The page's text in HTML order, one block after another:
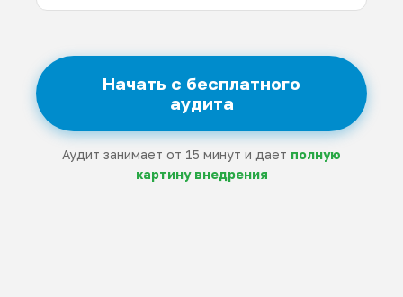
Начать с бесплатного
аудита
Аудит занимает от 15 минут и дает полную
картину внедрения